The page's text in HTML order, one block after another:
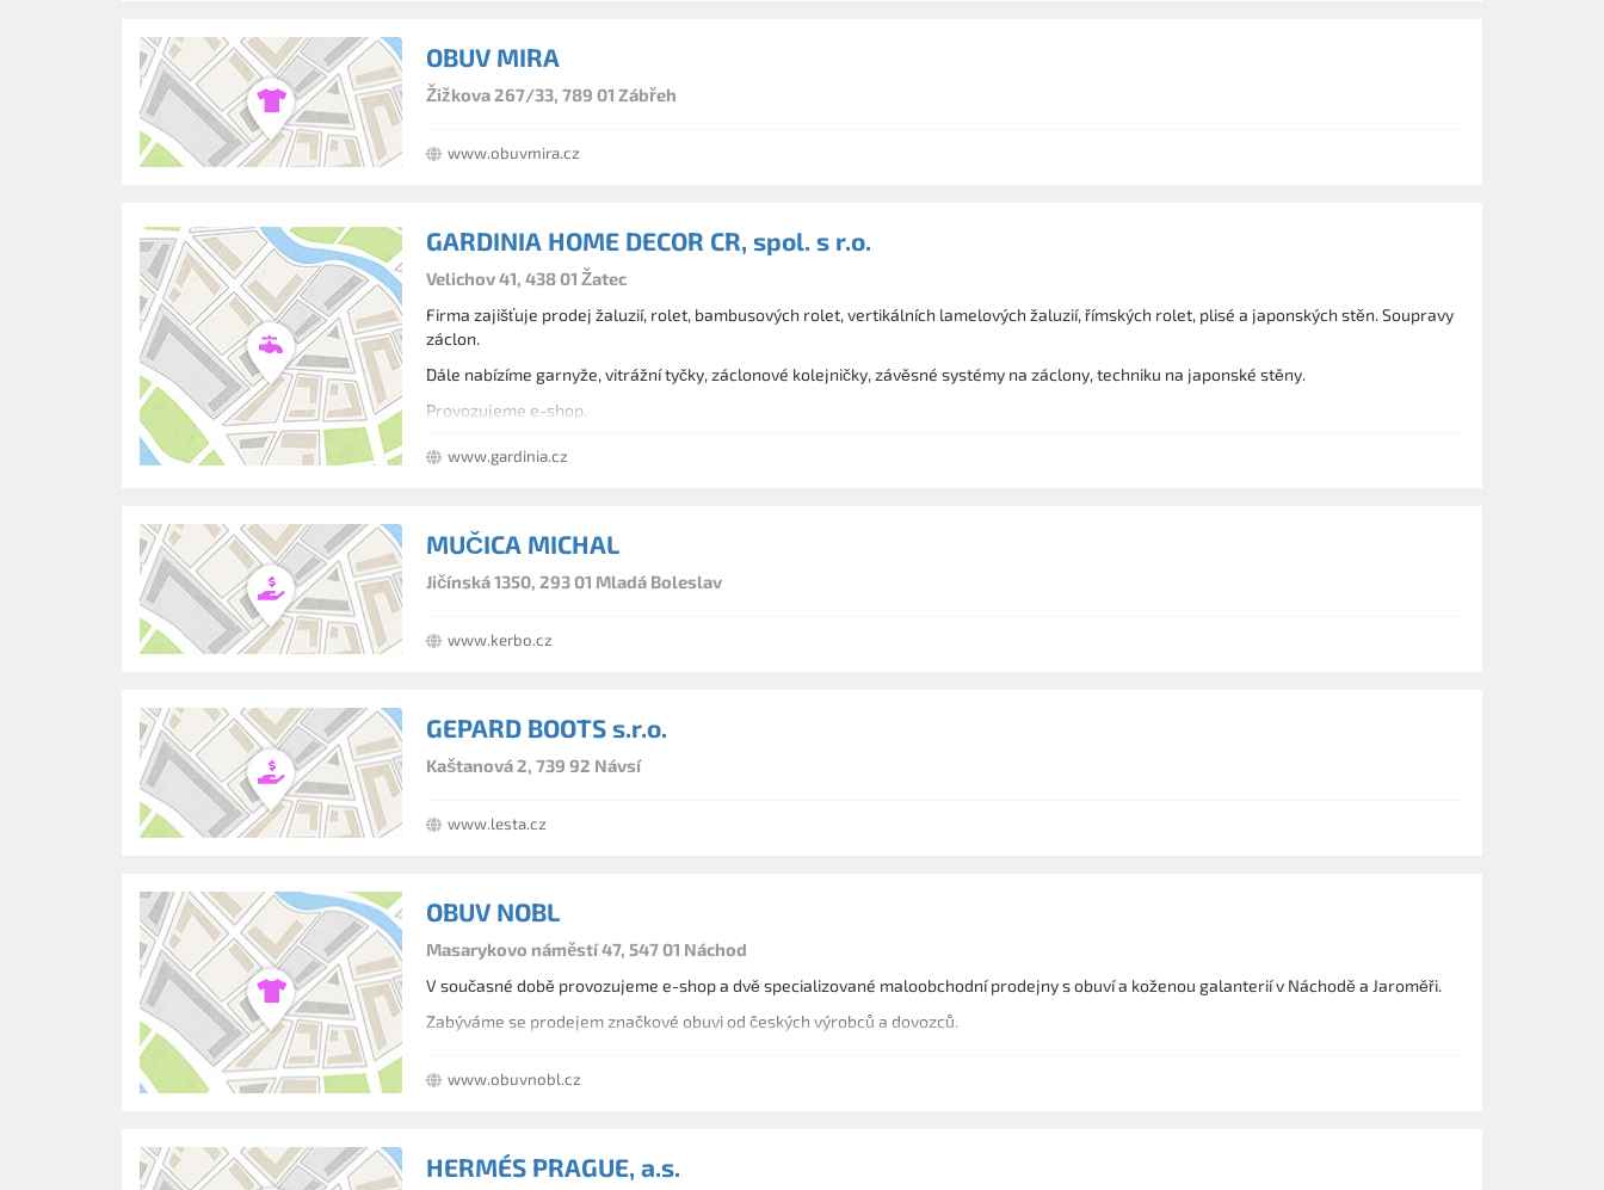
OBUV MIRA
Žižkova 267/33, 789 01 Zábřeh
www.obuvmira.cz
GARDINIA HOME DECOR CR, spol. s r.o.
Velichov 41, 438 01 Žatec
Firma zajišťuje prodej žaluzií, rolet, bambusových rolet, vertikálních lamelových žaluzií, římských rolet, plisé a japonských stěn. Soupravy
záclon.
Dále nabízíme garnyže, vitrážní tyčky, záclonové kolejničky, závěsné systémy na záclony, techniku na japonské stěny.
Provozujeme e-shop.
www.gardinia.cz
MUČICA MICHAL
Jičínská 1350, 293 01 Mladá Boleslav
www.kerbo.cz
GEPARD BOOTS s.r.o.
Kaštanová 2, 739 92 Návsí
www.lesta.cz
OBUV NOBL
Masarykovo náměstí 47, 547 01 Náchod
V současné době provozujeme e-shop a dvě specializované maloobchodní prodejny s obuví a koženou galanterií v Náchodě a Jaroměři.
Zabýváme se prodejem značkové obuvi od českých výrobců a dovozců.
www.obuvnobl.cz
HERMÉS PRAGUE, a.s.